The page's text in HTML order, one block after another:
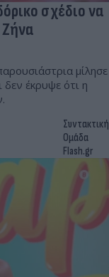
σχέδιο να
μίλησε
δεν έκρυψε ότι η
Συντακτική
Ομάδα
Flash.gr